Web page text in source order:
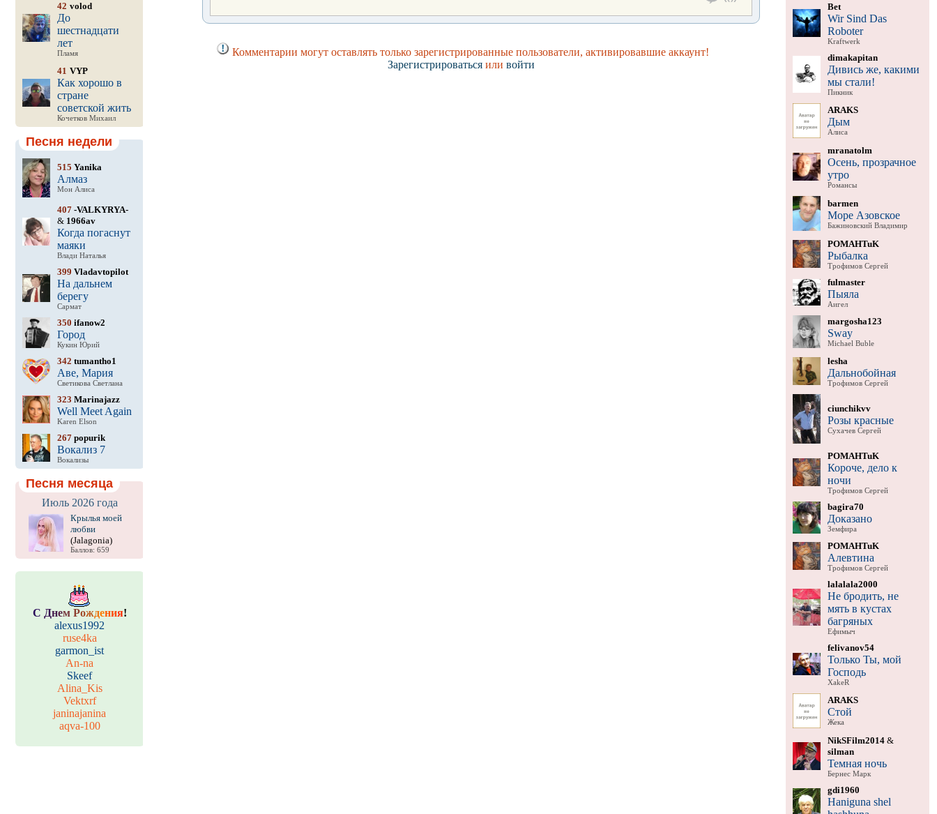
42 volod
До
шестнадцати
лет
Пламя
41 VYP
Как хорошо в
стране
советской жить
Кочетков Михаил
Песня недели
515 Yanika
Алмаз
Мон Алиса
407-VALKYRYA-
& 1966av
Когда погаснут
маяки
Влади Наталья
399 Vladavtopilot
На дальнем
берегу
Сармат
350 ifanow2
Город
Кукин Юрий
342 tumantho1
Аве, Мария
Светикова Светлана
323 Marinajazz
Well Meet Again
Karen Elson
267popurik
Вокализ 7
Вокализы
Песня месяца
Июль 2026 года
Крылья моей
любви
(Jalagonia)
Баллов: 659
С Днем Рождения!
alexus1992
ruse4ka
garmon_ist
An-na
Skeef
Alina_Kis
Vektxrf
janinajanina
aqva-100
Комментарии могут оставлять только зарегистрированные пользователи, активировавшие аккаунт!
Зарегистрироваться или войти
Bet
Wir Sind Das
Roboter
Kraftwerk
dimakapitan
Дивись же, какими
мы стали!
Пикник
ARAKS
Дым
Алиса
mranatolm
Осень, прозрачное
утро
Романсы
barmen
Море Азовское
Бажиновский Владимир
POMAHTuK
Рыбалка
Трофимов Сергей
fulmaster
Пыяла
Аигел
margosha123
Sway
Michael Buble
lesha
Дальнобойная
Трофимов Сергей
ciunchikvv
Розы красные
Сухачев Сергей
POMAHTuK
Короче, дело к
ночи
Трофимов Сергей
bagira70
Доказано
Земфира
POMAHTuK
Алевтина
Трофимов Сергей
lalalala2000
Не бродить, не
мять в кустах
багряных
Ефимыч
felivanov54
Только Ты, мой
Господь
XakeR
ARAKS
Стой
Жека
NikSFilm2014&
silman
Темная ночь
Бернес Марк
gdi1960
Haniguna shel